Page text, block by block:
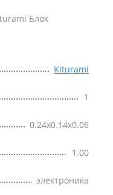
Блок
Kiturami
1
0.24x0.14x0.06
1.00
электроника